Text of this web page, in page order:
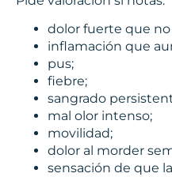
dolor fuerte que no
inflamación que
pus;
fiebre;
sangrado
mal olor intenso;
movilidad;
dolor al morder
sensación de que